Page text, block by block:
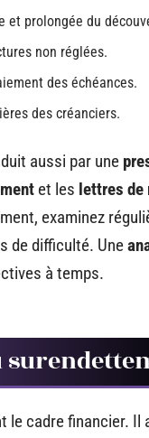
et prolongée du
non réglées.
des échéances.
des créanciers.
aussi par une
et les lettres de
examinez
de difficulté. Une
à temps.
le cadre financier.